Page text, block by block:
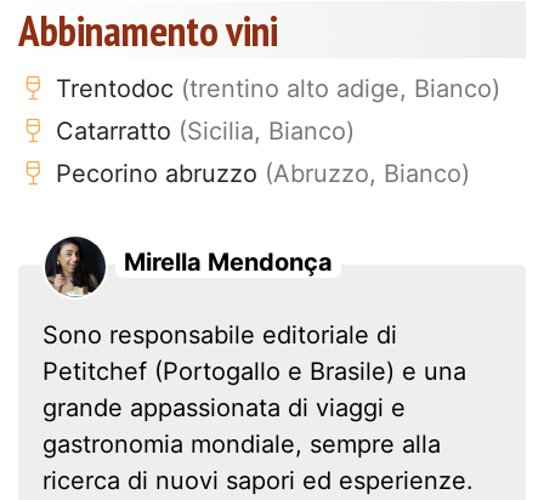
Abbinamento vini
Trentodoc (trentino alto adige, Bianco)
Catarratto (Sicilia, Bianco)
Pecorino abruzzo (Abruzzo, Bianco)
Mirella Mendonça
Sono responsabile editoriale di
Petitchef (Portogallo e Brasile) e una
grande appassionata di viaggi e
gastronomia mondiale, sempre alla
ricerca di nuovi sapori ed esperienze.